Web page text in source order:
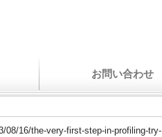
お問い合わせ
08/16/the-very-first-step-in-profiling-try-